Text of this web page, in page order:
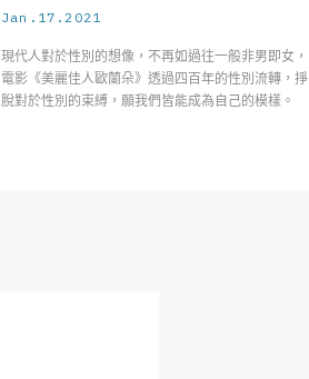
Jan.17.2021
現代人對於性別的想像，不再如過往一般非男即女，
電影《美麗佳人歐蘭朵》透過四百年的性別流轉，掙
脫對於性別的束縛，願我們皆能成為自己的模樣。